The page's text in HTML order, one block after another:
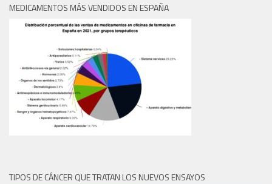
MEDICAMENTOS MÁS VENDIDOS EN ESPAÑA
TIPOS DE CÁNCER QUE TRATAN LOS NUEVOS ENSAYOS